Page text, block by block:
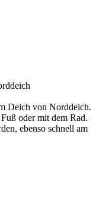
Deich von Norddeich.
oder mit dem Rad.
ebenso schnell am